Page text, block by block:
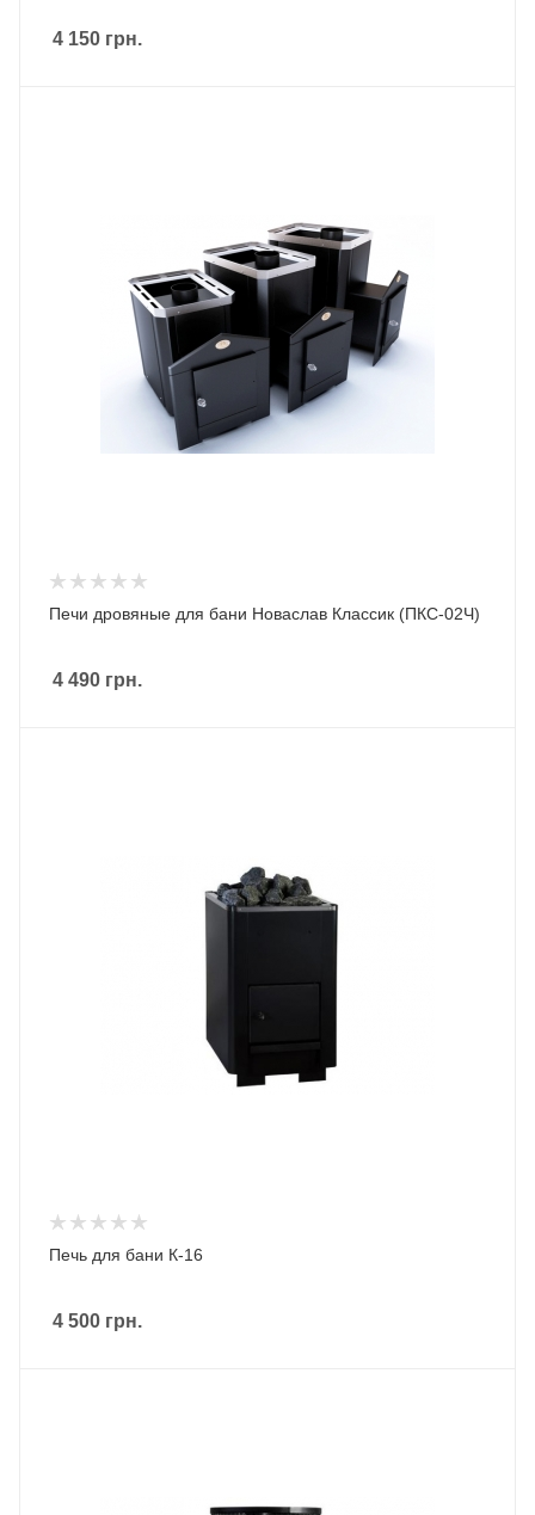
4 150 грн.
Печи дровяные для бани Новаслав Классик (ПКС-02Ч)
4 490 грн.
Печь для бани К-16
4 500 грн.